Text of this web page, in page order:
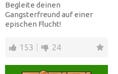
Begleite deinen
Gangsterfreund auf einer
epischen Flucht!
Sportwagen, um dem Ver...
153 24